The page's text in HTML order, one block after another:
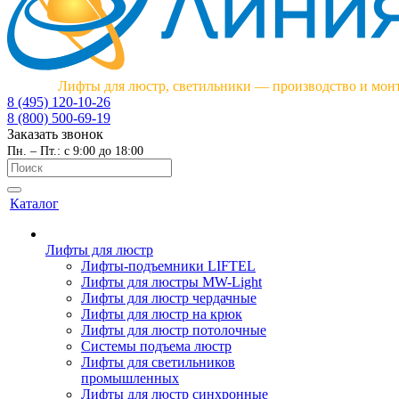
Лифты для люстр, светильники — производство и
8 (495) 120-10-26
8 (800) 500-69-19
Заказать звонок
Пн. – Пт.: с 9:00 до 18:00
Каталог
Лифты для люстр
Лифты-подъемники LIFTEL
Лифты для люстры MW-Light
Лифты для люстр чердачные
Лифты для люстр на крюк
Лифты для люстр потолочные
Системы подъема люстр
Лифты для светильников
промышленных
Лифты для люстр синхронные